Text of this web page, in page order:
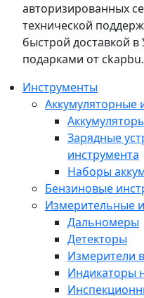
авторизированных
технической
быстрой доставкой
подарками от
Инструменты
Аккумуляторные
Зарядные
инструмента
Наборы
Бензиновые
Измерительные
Дальномеры
Детекторы
Измерители
Индикаторы